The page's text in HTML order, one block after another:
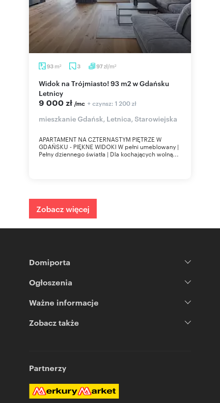
93 m2 3 97zł/m2
Widok na Trójmiasto! 93 m2 w Gdańsku
Letnicy
9 000 zł /mc + czynsz: 1 200 zł
mieszkanie Gdańsk, Letnica, Starowiejska
APARTAMENT NA CZTERNASTYM PIĘTRZE W
GDAŃSKU - PIĘKNE WIDOKI W pełni umeblowany |
Pełny dziennego światła | Dla kochających wolną...
Zobacz więcej
Domiporta
Ogłoszenia
Ważne informacje
Zobacz także
Partnerzy